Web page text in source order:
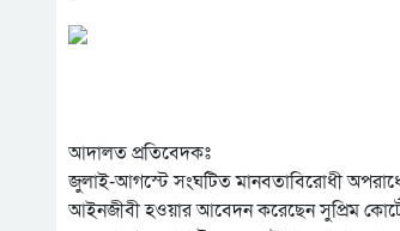
আদালত প্রতিবেদকঃ
জুলাই-আগস্টে সংঘটিত মানবতাবিরোধী অপরাধের
আইনজীবী হওয়ার আবেদন করেছেন সুপ্রিম